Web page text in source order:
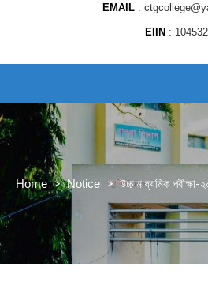
EMAIL
EIIN 104532
Home > Notice > উচ্চ মাধ্যমিক